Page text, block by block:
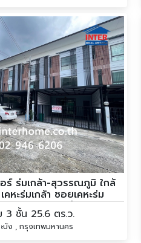
ร์ ร่มเกล้า-สุวรรณภูมิ ใกล้
หะร่มเกล้า ซอยเคหะร่ม
เกล้า ถนนรามคำแหง
3 ชั้น 25.6 ตร.ว.
บัง , กรุงเทพมหานคร